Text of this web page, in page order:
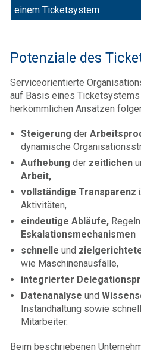
einem Ticketsystem
Potenziale des
Serviceorientierte
auf Basis eines
herkömmlichen Ansätzen
Steigerung der
dynamische
Aufhebung der zeitlichen
Arbeit,
vollständige Transparenz
Aktivitäten,
eindeutige Abläufe,
Eskalationsmechanismen
schnelle und
wie Maschinenausfälle,
integrierter
Datenanalyse und
Instandhaltung sowie
Mitarbeiter.
Beim beschriebenen